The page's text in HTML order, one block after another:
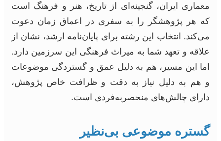
معماری ایران، گنجینه‌ای از تاریخ، هنر و فرهنگ است
که هر پژوهشگر را به سفری در اعماق زمان دعوت
می‌کند. انتخاب این رشته برای پایان‌نامه ارشد، نشان از
علاقه و تعهد شما به میراث فرهنگی این سرزمین دارد.
اما این مسیر، هم به دلیل عمق و گستردگی موضوعات
و هم به دلیل نیاز به دقت و ظرافت خاص پژوهش،
دارای چالش‌های منحصربه‌فردی است.
گستره موضوعی بی‌نظیر